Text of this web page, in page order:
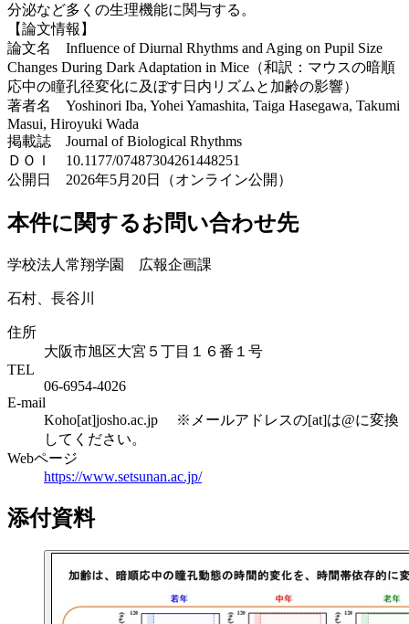
分泌など多くの生理機能に関与する。
【論文情報】
論文名 Influence of Diurnal Rhythms and Aging on Pupil Size
Changes During Dark Adaptation in Mice（和訳：マウスの暗順
応中の瞳孔径変化に及ぼす日内リズムと加齢の影響）
著者名 Yoshinori Iba, Yohei Yamashita, Taiga Hasegawa, Takumi
Masui, Hiroyuki Wada
掲載誌 Journal of Biological Rhythms
ＤＯＩ 10.1177/07487304261448251
公開日 2026年5月20日（オンライン公開）
本件に関するお問い合わせ先
学校法人常翔学園 広報企画課
石村、長谷川
住所
大阪市旭区大宮５丁目１６番１号
TEL
06-6954-4026
E-mail
Koho[at]josho.ac.jp ※メールアドレスの[at]は@に変換
してください。
Webページ
https://www.setsunan.ac.jp/
添付資料